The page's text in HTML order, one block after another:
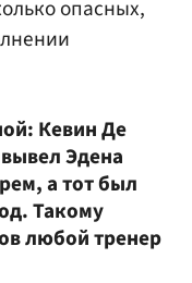
опасных,
Кевин Де
Эдена
а тот был
Такому
любой тренер